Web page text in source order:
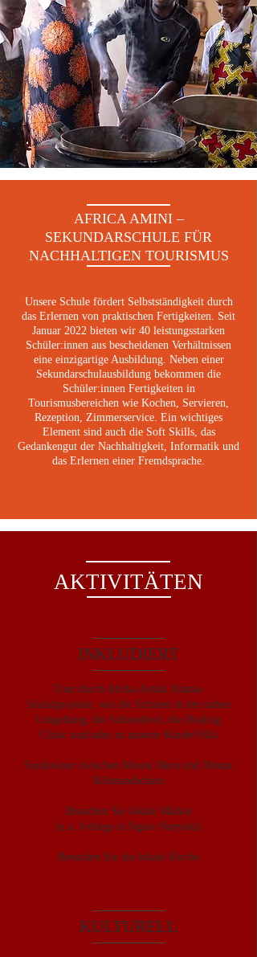
AFRICA AMINI –
SEKUNDARSCHULE FÜR
NACHHALTIGEN TOURISMUS
Unsere Schule fördert Selbstständigkeit durch
das Erlernen von praktischen Fertigkeiten. Seit
Januar 2022 bieten wir 40 leistungsstarken
Schüler:innen aus bescheidenen Verhältnissen
eine einzigartige Ausbildung. Neben einer
Sekundarschulausbildung bekommen die
Schüler:innen Fertigkeiten in
Tourismusbereichen wie Kochen, Servieren,
Rezeption, Zimmerservice. Ein wichtiges
Element sind auch die Soft Skills, das
Gedankengut der Nachhaltigkeit, Informatik und
das Erlernen einer Fremdsprache.
AKTIVITÄTEN
INKLUDIERT
Tour durch Afrika Amini Alama-
Sozialprojekte, wie die Schulen in der nahen
Umgebung, die Schneiderei, die Healing
Clinic und/oder zu unserer KinderVilla
Sundowner zwischen Mount Meru und Mount
Kilimandscharo
Besuchen Sie lokale Märkte
(u.a. freitags in Ngare Nanyuki)
Besuchen Sie die lokale Kirche
KULTURELL